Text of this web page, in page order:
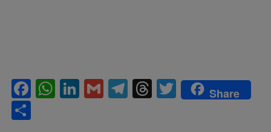
F W Li G T T T
w
Share